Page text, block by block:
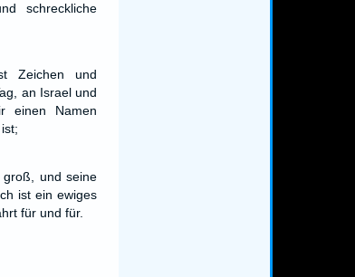
schreckliche
Zeichen und
an Israel und
einen Namen
und seine
ist ein ewiges
für und für.